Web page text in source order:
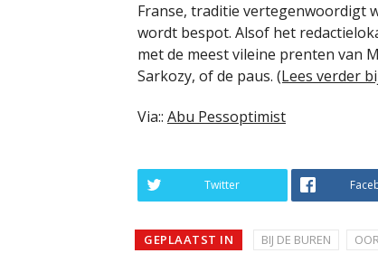
Franse, traditie vertegenwoordigt
wordt bespot. Alsof het
met de meest vileine prenten van
Sarkozy, of de paus. (Lees verder
Via:: Abu Pessoptimist
Twitter
GEPLAATST IN BIJ DE BUREN